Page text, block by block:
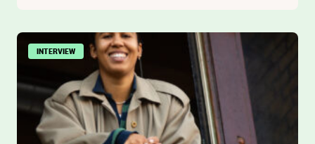
INTERVIEW